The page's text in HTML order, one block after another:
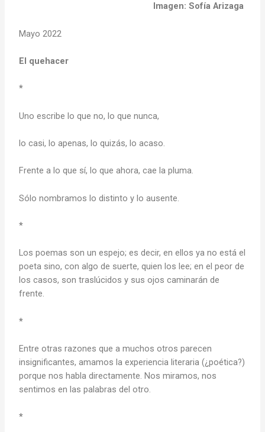
Imagen: Sofía Arizaga
Mayo 2022
El quehacer
*
Uno escribe lo que no, lo que nunca,
lo casi, lo apenas, lo quizás, lo acaso.
Frente a lo que sí, lo que ahora, cae la pluma.
Sólo nombramos lo distinto y lo ausente.
*
Los poemas son un espejo; es decir, en ellos ya no está el
poeta sino, con algo de suerte, quien los lee; en el peor de
los casos, son traslúcidos y sus ojos caminarán de
frente.
*
Entre otras razones que a muchos otros parecen
insignificantes, amamos la experiencia literaria (¿poética?)
porque nos habla directamente. Nos miramos, nos
sentimos en las palabras del otro.
*